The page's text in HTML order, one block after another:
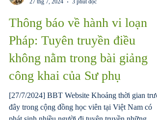
27 thg 7, 2024
3 phút đọc
Thông báo về hành vi loạn
Pháp: Tuyên truyền điều
không nằm trong bài giảng
công khai của Sư phụ
[27/7/2024] BBT Website Khoảng thời gian